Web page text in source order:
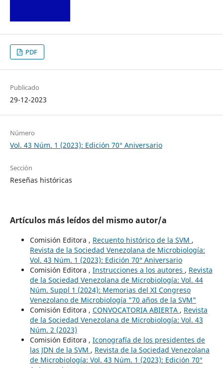
PDF
Publicado
29-12-2023
Número
Vol. 43 Núm. 1 (2023): Edición 70° Aniversario
Sección
Reseñas históricas
Artículos más leídos del mismo autor/a
Comisión Editora , Recuento histórico de la SVM ,
Revista de la Sociedad Venezolana de Microbiología:
Vol. 43 Núm. 1 (2023): Edición 70° Aniversario
Comisión Editora , Instrucciones a los autores , Revista
de la Sociedad Venezolana de Microbiología: Vol. 44
Núm. Suppl 1 (2024): Memorias del XI Congreso
Venezolano de Microbiología "70 años de la SVM"
Comisión Editora , CONVOCATORIA ABIERTA , Revista
de la Sociedad Venezolana de Microbiología: Vol. 43
Núm. 2 (2023)
Comisión Editora , Iconografía de los presidentes de
las JDN de la SVM , Revista de la Sociedad Venezolana
de Microbiología: Vol. 43 Núm. 1 (2023): Edición 70°